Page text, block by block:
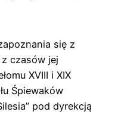
się z
czasów jej
XVIII i XIX
Śpiewaków
pod dyrekcją